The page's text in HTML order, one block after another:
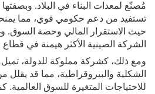
مُصنّع لمعدات البناء في البلاد.
تستفيد من دعم حكومي قوي، مما
الشركة الصينية الأكثر هيمنة في قطاع
ومع ذلك، كشركة مملوكة للدولة، تميل
الشكلية والبيروقراطية، مما قد يقلل
للاحتياجات المتغيرة للسوق العالمية.